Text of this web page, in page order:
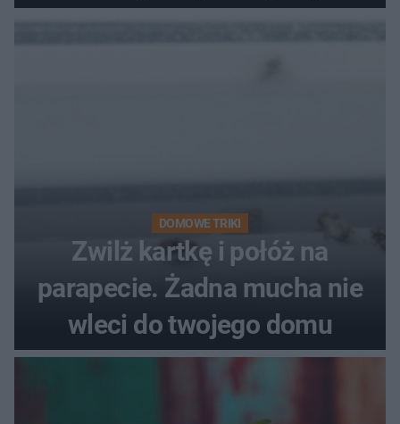
DOMOWE TRIKI
Zwilż kartkę i połóż na
parapecie. Żadna mucha nie
wleci do twojego domu